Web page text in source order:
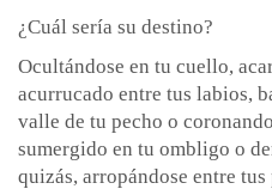
¿Cuál sería su destino?
Ocultándose en tu cuello,
acurrucado entre tus labios,
valle de tu pecho o
sumergido en tu ombligo o
quizás, arropándose entre